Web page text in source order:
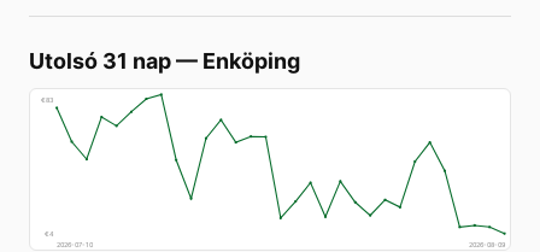
Utolsó 31 nap— Enköping
€83
€4
2026-07-10
2026-08-09